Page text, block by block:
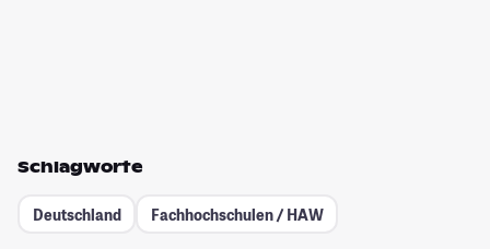
Schlagworte
Deutschland Fachhochschulen / HAW